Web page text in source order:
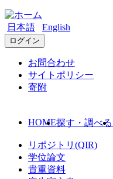
日本語 English
ログイン
お問合わせ
サイトポリシー
寄附
HOME探す・調べる
リポジトリ(QIR)
学位論文
貴重資料